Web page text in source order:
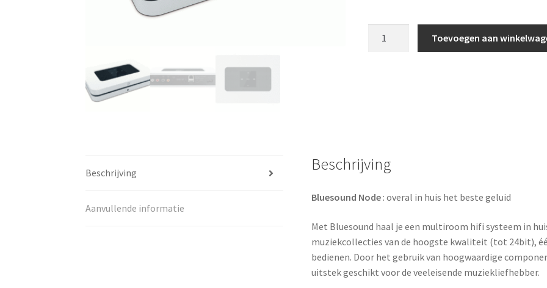
Toevoegen aan
Beschrijving
Aanvullende informatie
Beschrijving
Bluesound Node : overal in huis het beste geluid
Met Bluesound haal je een multiroom hifi systeem in
muziekcollecties van de hoogste kwaliteit (tot 24bit),
bedienen. Door het gebruik van hoogwaardige
uitstek geschikt voor de veeleisende muziekliefhebber.